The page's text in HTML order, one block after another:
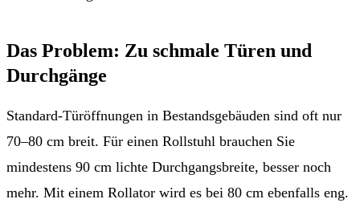
Das Problem: Zu schmale Türen und
Durchgänge
Standard-Türöffnungen in Bestandsgebäuden sind oft nur
70–80 cm breit. Für einen Rollstuhl brauchen Sie
mindestens 90 cm lichte Durchgangsbreite, besser noch
mehr. Mit einem Rollator wird es bei 80 cm ebenfalls eng.